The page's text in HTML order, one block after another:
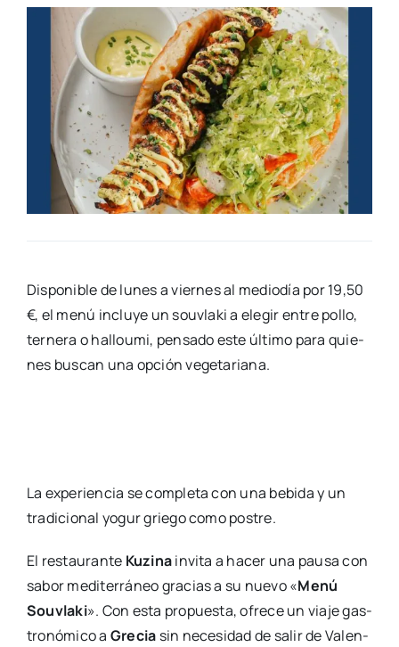
Dis­po­ni­ble de lunes a vier­nes al medio­día por 19,50
€, el menú inclu­ye un sou­vla­ki a ele­gir entre pollo,
ter­ne­ra o hallou­mi, pen­sa­do este últi­mo para quie­
nes bus­can una opción vege­ta­ria­na.
La expe­rien­cia se com­ple­ta con una bebi­da y un
tra­di­cio­nal yogur grie­go como pos­tre.
El res­tau­ran­te Kuzi­nainvi­ta a hacer una pau­sa con
sabor medi­te­rrá­neo gra­cias a su nue­vo «Menú
Sou­vla­ki». Con esta pro­pues­ta, ofre­ce un via­je gas­
tro­nó­mi­co a Gre­cia sin nece­si­dad de salir de Valen­